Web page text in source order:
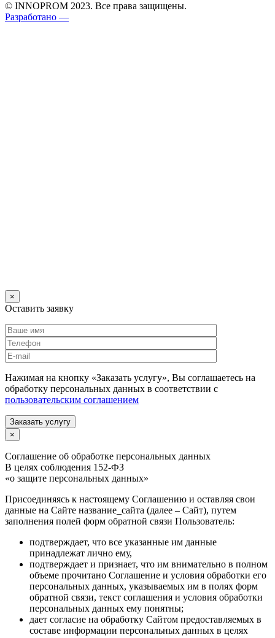
© INNOPROM 2023. Все права защищены.
Разработано —
×
Оставить заявку
Нажимая на кнопку «Заказать услугу», Вы соглашаетесь на
обработку персональных данных в соответствии с
пользовательским соглашением
Заказать услугу
×
Соглашение об обработке персональных данных
В целях соблюдения 152-ФЗ
«о защите персональных данных»
Присоединяясь к настоящему Соглашению и оставляя свои
данные на Сайте название_сайта (далее – Сайт), путем
заполнения полей форм обратной связи Пользователь:
подтверждает, что все указанные им данные
принадлежат лично ему,
подтверждает и признает, что им внимательно в полном
объеме прочитано Соглашение и условия обработки его
персональных данных, указываемых им в полях форм
обратной связи, текст соглашения и условия обработки
персональных данных ему понятны;
дает согласие на обработку Сайтом предоставляемых в
составе информации персональных данных в целях